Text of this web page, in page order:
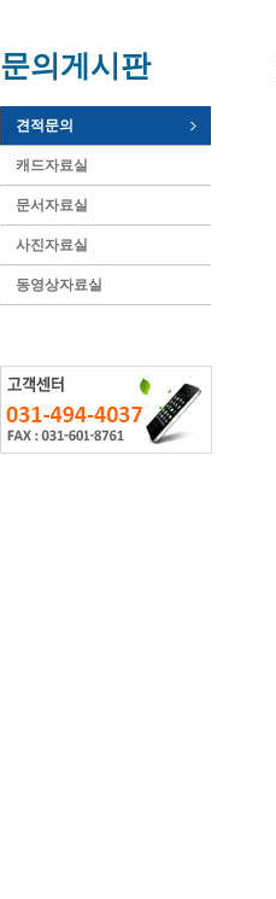
문의게시판
견적문의
캐드자료실
문서자료실
사진자료실
동영상자료실